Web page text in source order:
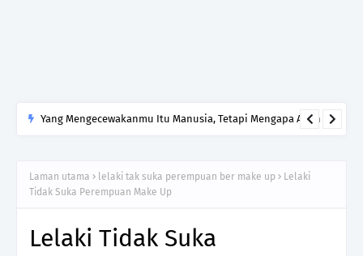
Yang Mengecewakanmu Itu Manusia, Tetapi Mengapa Allah
Laman utama lelaki tak suka perempuan ber make up
Lelaki
Tidak Suka Perempuan Make Up
Lelaki Tidak Suka